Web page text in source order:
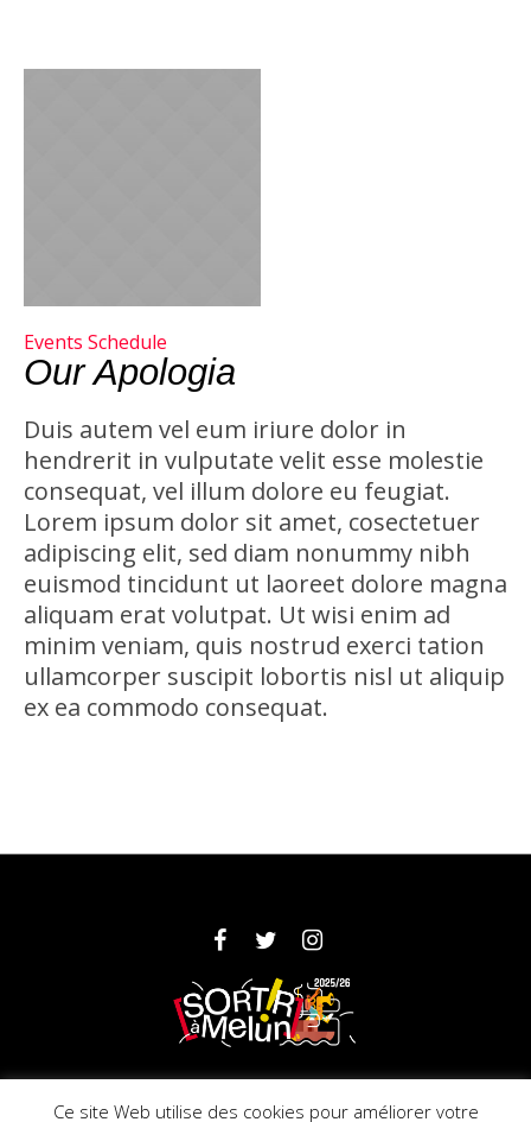
Events Schedule
Our Apologia
Duis autem vel eum iriure dolor in
hendrerit in vulputate velit esse molestie
consequat, vel illum dolore eu feugiat.
Lorem ipsum dolor sit amet, cosectetuer
adipiscing elit, sed diam nonummy nibh
euismod tincidunt ut laoreet dolore magna
aliquam erat volutpat. Ut wisi enim ad
minim veniam, quis nostrud exerci tation
ullamcorper suscipit lobortis nisl ut aliquip
ex ea commodo consequat.
Partenaires Mentions légales
Ce site Web utilise des cookies pour améliorer votre